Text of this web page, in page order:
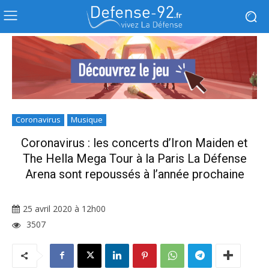
Coronavirus Musique
Coronavirus : les concerts d’Iron Maiden et
The Hella Mega Tour à la Paris La Défense
Arena sont repoussés à l’année prochaine
25 avril 2020 à 12h00
3507